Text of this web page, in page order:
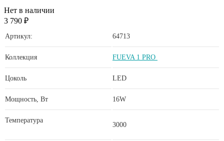
Нет в наличии
3 790 ₽
Артикул: 64713
Коллекция FUEVA 1 PRO
Цоколь LED
Мощность, Вт 16W
Температура
3000